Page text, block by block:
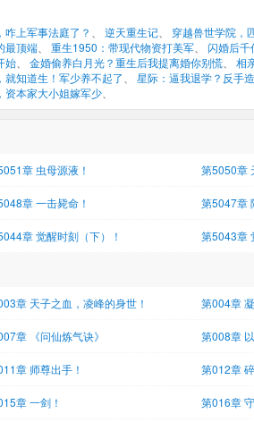
咋上军事法庭了？ 逆天重生记 穿越兽世学院，
最顶端 重生1950：带现代物资打美军 闪婚后千
始 金婚偷养白月光？重生后我提离婚你别慌
相
就知道生！军少养不起了 星际：逼我退学？反手
资本家大小姐嫁军少
章 虫母源液！ 第5050章
章 一击毙命！ 第5047章
章 觉醒时刻（下）！ 第5043章
章 天子之血，凌峰的身世！ 第004章
章 《问仙炼气诀》 第008章
章 师尊出手！ 第012章
章 一剑！ 第016章